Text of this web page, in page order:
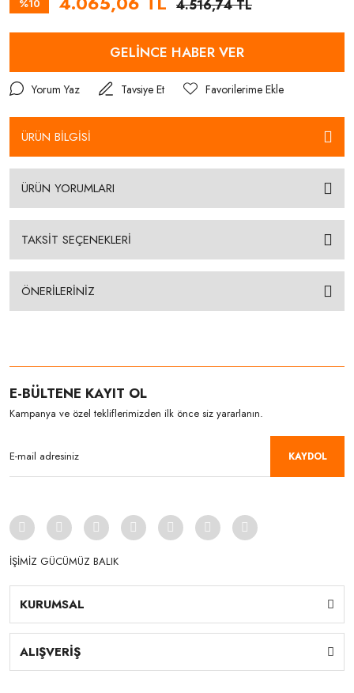
%10 4.516,74 TL
GELİNCE HABER VER
Yorum Yaz Tavsiye Et
ÜRÜN BİLGİSİ
ÜRÜN YORUMLARI
TAKSİT SEÇENEKLERİ
ÖNERİLERİNİZ
E-BÜLTENE KAYIT OL
Kampanya ve özel tekliflerimizden ilk önce siz yararlanın.
KAYDOL
İŞİMİZ GÜCÜMÜZ BALIK
KURUMSAL
ALIŞVERİŞ